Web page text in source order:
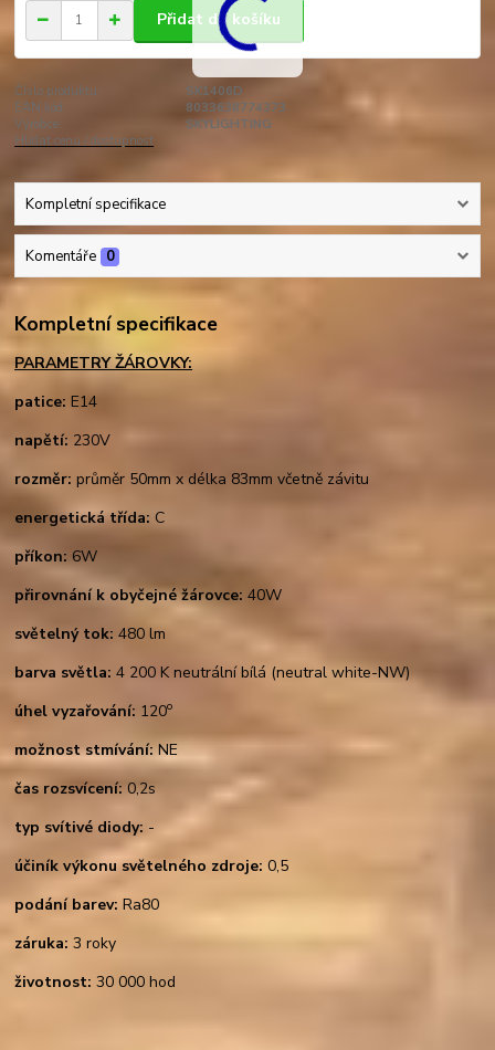
Přidat do košíku
Číslo produktu:
SK1406D
EAN kód:
8033638774373
Výrobce:
SKYLIGHTING
Hlídat cenu / dostupnost
Kompletní specifikace
Komentáře 0
Kompletní specifikace
PARAMETRY ŽÁROVKY:
patice: E14
napětí: 230V
rozměr: průměr 50mm x délka 83mm včetně závitu
energetická třída: C
příkon: 6W
přirovnání k obyčejné žárovce: 40W
světelný tok: 480 lm
barva světla: 4 200 K neutrální bílá (neutral white-NW)
úhel vyzařování: 120o
možnost stmívání:NE
čas rozsvícení: 0,2s
typ svítivé diody: -
účiník výkonu světelného zdroje:0,5
podání barev:Ra80
záruka: 3 roky
životnost: 30 000 hod